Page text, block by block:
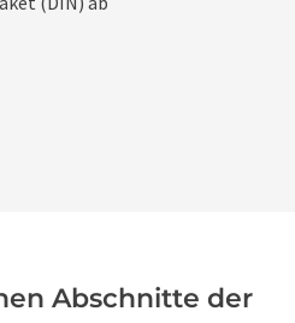
Abschnitte der